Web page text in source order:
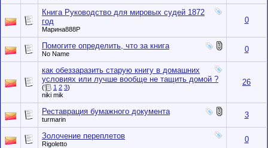
Книга Руководство для мировых судей 1872
год
Марина888Р
0
Помогите определить, что за книга
No Name 0
как обеззаразить старую книгу в домашних
условиях или лучше вообще не тащить домой ?
( 1 2 3)
niki mik
26
Реставрация бумажного документа
turmarin 3
Золочение переплетов
Rigoletto 0